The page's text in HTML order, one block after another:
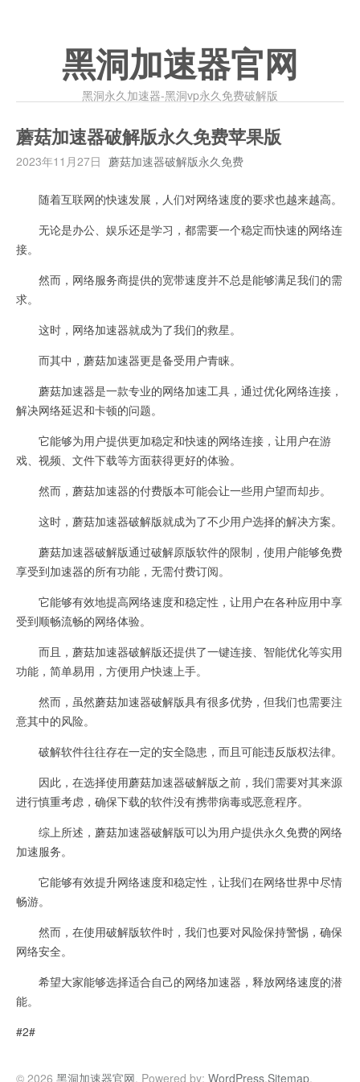
黑洞加速器官网
黑洞永久加速器-黑洞vp永久免费破解版
蘑菇加速器破解版永久免费苹果版
2023年11月27日 蘑菇加速器破解版永久免费
随着互联网的快速发展，人们对网络速度的要求也越来越高。
无论是办公、娱乐还是学习，都需要一个稳定而快速的网络连
接。
然而，网络服务商提供的宽带速度并不总是能够满足我们的需
求。
这时，网络加速器就成为了我们的救星。
而其中，蘑菇加速器更是备受用户青睐。
蘑菇加速器是一款专业的网络加速工具，通过优化网络连接，
解决网络延迟和卡顿的问题。
它能够为用户提供更加稳定和快速的网络连接，让用户在游
戏、视频、文件下载等方面获得更好的体验。
然而，蘑菇加速器的付费版本可能会让一些用户望而却步。
这时，蘑菇加速器破解版就成为了不少用户选择的解决方案。
蘑菇加速器破解版通过破解原版软件的限制，使用户能够免费
享受到加速器的所有功能，无需付费订阅。
它能够有效地提高网络速度和稳定性，让用户在各种应用中享
受到顺畅流畅的网络体验。
而且，蘑菇加速器破解版还提供了一键连接、智能优化等实用
功能，简单易用，方便用户快速上手。
然而，虽然蘑菇加速器破解版具有很多优势，但我们也需要注
意其中的风险。
破解软件往往存在一定的安全隐患，而且可能违反版权法律。
因此，在选择使用蘑菇加速器破解版之前，我们需要对其来源
进行慎重考虑，确保下载的软件没有携带病毒或恶意程序。
综上所述，蘑菇加速器破解版可以为用户提供永久免费的网络
加速服务。
它能够有效提升网络速度和稳定性，让我们在网络世界中尽情
畅游。
然而，在使用破解版软件时，我们也要对风险保持警惕，确保
网络安全。
希望大家能够选择适合自己的网络加速器，释放网络速度的潜
能。
#2#
© 2026 黑洞加速器官网. Powered by: WordPress.Sitemap.